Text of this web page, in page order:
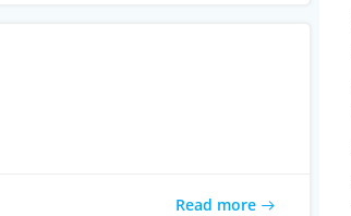
Read more